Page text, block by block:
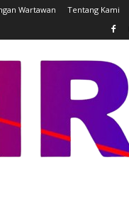
Wartawan Tentang Kami